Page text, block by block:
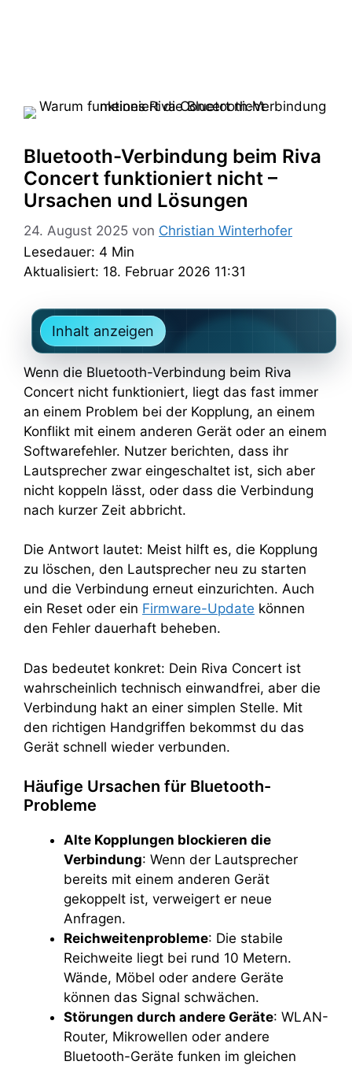
Bluetooth-Verbindung beim Riva
Concert funktioniert nicht –
Ursachen und Lösungen
24. August 2025 von Christian Winterhofer
Lesedauer: 4 Min
Aktualisiert: 18. Februar 2026 11:31
Inhalt anzeigen
Wenn die Bluetooth-Verbindung beim Riva
Concert nicht funktioniert, liegt das fast immer
an einem Problem bei der Kopplung, an einem
Konflikt mit einem anderen Gerät oder an einem
Softwarefehler. Nutzer berichten, dass ihr
Lautsprecher zwar eingeschaltet ist, sich aber
nicht koppeln lässt, oder dass die Verbindung
nach kurzer Zeit abbricht.
Die Antwort lautet: Meist hilft es, die Kopplung
zu löschen, den Lautsprecher neu zu starten
und die Verbindung erneut einzurichten. Auch
ein Reset oder ein Firmware-Update können
den Fehler dauerhaft beheben.
Das bedeutet konkret: Dein Riva Concert ist
wahrscheinlich technisch einwandfrei, aber die
Verbindung hakt an einer simplen Stelle. Mit
den richtigen Handgriffen bekommst du das
Gerät schnell wieder verbunden.
Häufige Ursachen für Bluetooth-
Probleme
Alte Kopplungen blockieren die
Verbindung: Wenn der Lautsprecher
bereits mit einem anderen Gerät
gekoppelt ist, verweigert er neue
Anfragen.
Reichweitenprobleme: Die stabile
Reichweite liegt bei rund 10 Metern.
Wände, Möbel oder andere Geräte
können das Signal schwächen.
Störungen durch andere Geräte: WLAN-
Router, Mikrowellen oder andere
Bluetooth-Geräte funken im gleichen